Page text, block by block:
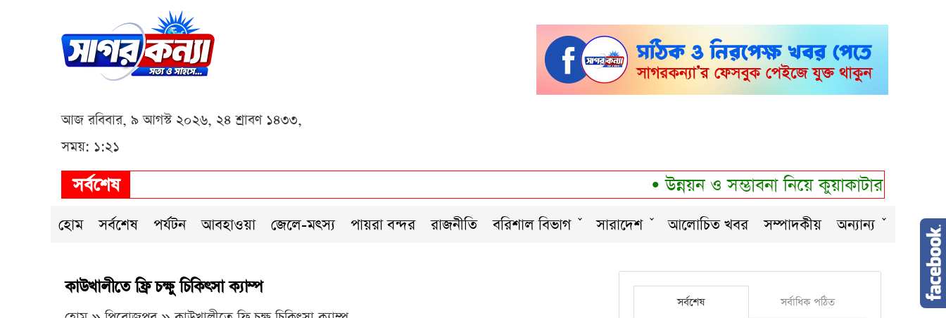
আজ রবিবার, ৯ আগস্ট ২০২৬, ২৪ শ্রাবণ ১৪৩৩,
সময়: ১:২১
সর্বশেষ উন্নয়ন ও সম্ভাবনা নিয়ে কুয়াকাটার
হোম সর্বশেষ পর্যটন আবহাওয়া জেলে-মৎস্য পায়রা বন্দর রাজনীতি বরিশাল বিভাগ সারাদেশ আলোচিত খবর সম্পাদকীয় অন্যান্য
কাউখালীতে ফ্রি চক্ষু চিকিৎসা ক্যাম্প
সর্বশেষ সর্বাধিক পঠিত